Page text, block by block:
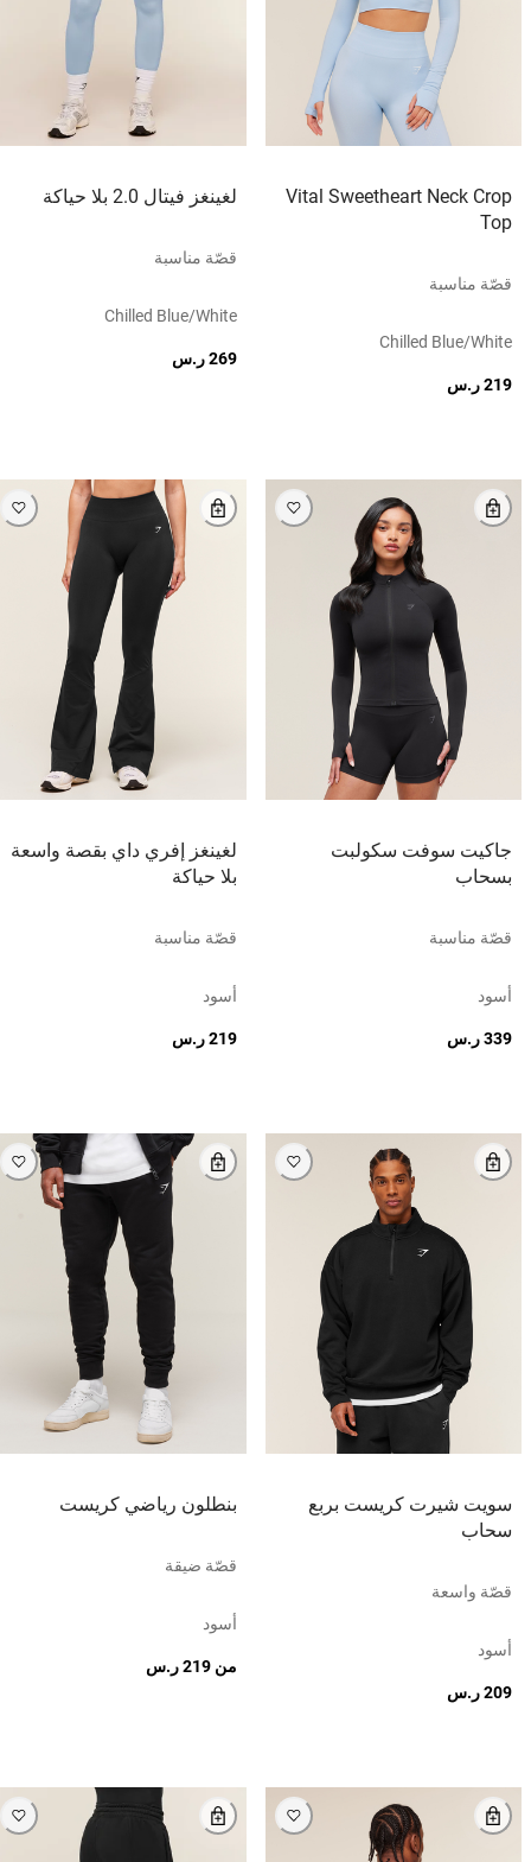
Vital Sweetheart Neck Crop
Top
قصّة مناسبة
Chilled Blue/white
219 ر.س
لغينغز فيتال 2.0 بلا حياكة
قصّة مناسبة
Chilled Blue/white
269 ر.س
جاكيت سوفت سكولبت
بسحاب
قصّة مناسبة
أسود
339 ر.س
لغينغز إفري داي بقصة واسعة
بلا حياكة
قصّة مناسبة
أسود
219 ر.س
سويت شيرت كريست بربع
سحاب
قصّة واسعة
أسود
209 ر.س
بنطلون رياضي كريست
قصّة ضيقة
أسود
من 219 ر.س